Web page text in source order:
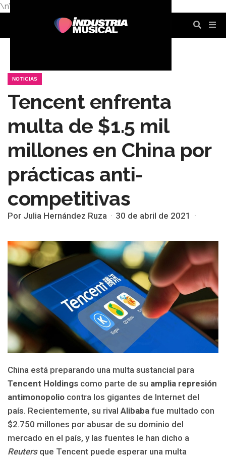
\n\n
NOTICIAS
Tencent enfrenta
multa de $1.5 mil
millones en China por
prácticas anti-
competitivas
Por Julia Hernández Ruza 30 de abril de 2021
China está preparando una multa sustancial para
Tencent Holdings como parte de su amplia represión
antimonopolio contra los gigantes de Internet del
país. Recientemente, su rival Alibaba fue multado con
$2.750 millones por abusar de su dominio del
mercado en el país, y las fuentes le han dicho a
Reutersque Tencent puede esperar una multa